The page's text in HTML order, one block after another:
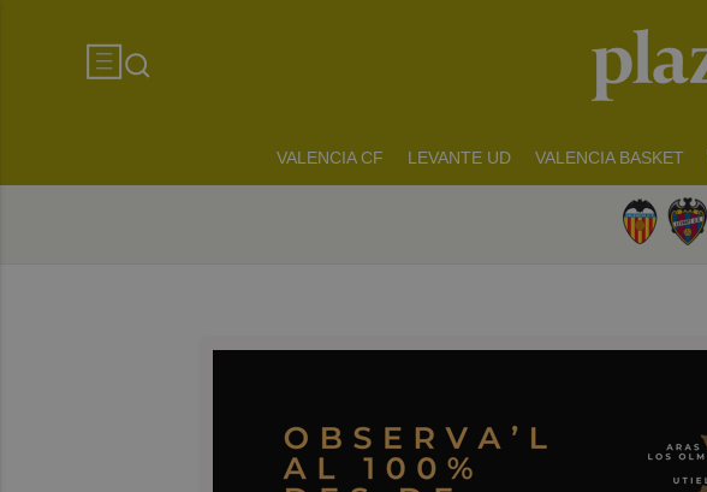
VALENCIA CF LEVANTE UD VALENCIA BASKET